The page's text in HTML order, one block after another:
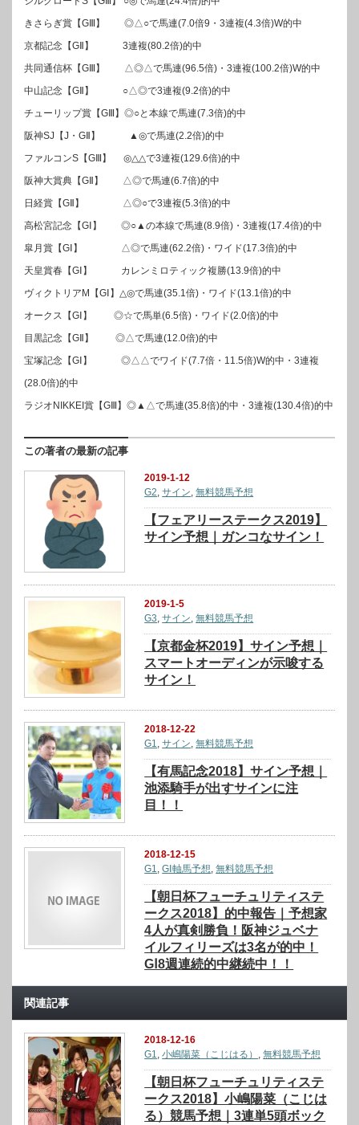
きさらぎ賞【GⅢ】 ◎△○で馬連(7.0倍9・3連複(4.3倍)W的中
京都記念【GⅡ】 3連複(80.2倍)的中
共同通信杯【GⅢ】 △◎△で馬連(96.5倍)・3連複(100.2倍)W的中
中山記念【GⅡ】 ○△◎で3連複(9.2倍)的中
チューリップ賞【GⅢ】◎○と本線で馬連(7.3倍)的中
阪神SJ【J・GⅡ】 ▲◎で馬連(2.2倍)的中
ファルコンS【GⅢ】 ◎△△で3連複(129.6倍)的中
阪神大賞典【GⅡ】 △◎で馬連(6.7倍)的中
日経賞【GⅡ】 △◎○で3連複(5.3倍)的中
高松宮記念【GⅠ】 ◎○▲の本線で馬連(8.9倍)・3連複(17.4倍)的中
皐月賞【GⅠ】 △◎で馬連(62.2倍)・ワイド(17.3倍)的中
天皇賞春【GⅠ】 カレンミロティック複勝(13.9倍)的中
ヴィクトリアM【GⅠ】△◎で馬連(35.1倍)・ワイド(13.1倍)的中
オークス【GⅠ】 ◎☆で馬単(6.5倍)・ワイド(2.0倍)的中
目黒記念【GⅡ】 ◎△で馬連(12.0倍)的中
宝塚記念【GⅠ】 ◎△△でワイド(7.7倍・11.5倍)W的中・3連複
(28.0倍)的中
ラジオNIKKEI賞【GⅢ】◎▲△で馬連(35.8倍)的中・3連複(130.4倍)的中
この著者の最新の記事
2019-1-12
G2,サイン,無料競馬予想
【フェアリーステークス2019】
サイン予想｜ガンコなサイン！
2019-1-5
G3 ,サイン ,無料競馬予想
【京都金杯2019】サイン予想｜
スマートオーディンが示唆する
サイン！
2018-12-22
G1,サイン,無料競馬予想
【有馬記念2018】サイン予想｜
池添騎手が出すサインに注
目！！
2018-12-15
G1,GⅠ軸馬予想,無料競馬予想
【朝日杯フューチュリティステ
ークス2018】的中報告｜予想家
4人が真剣勝負！阪神ジュベナ
イルフィリーズは3名が的中！
GⅠ8週連続的中継続中！！
関連記事
2018-12-16
G1,小嶋陽菜（こじはる） ,無料競馬予想
【朝日杯フューチュリティステ
ークス2018】小嶋陽菜（こじは
る）競馬予想｜3連単5頭ボック